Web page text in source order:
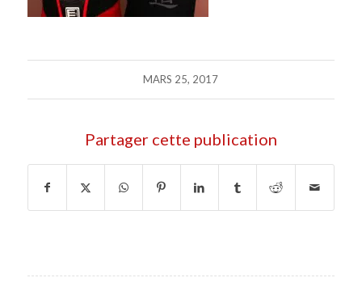
MARS 25, 2017
Partager cette publication